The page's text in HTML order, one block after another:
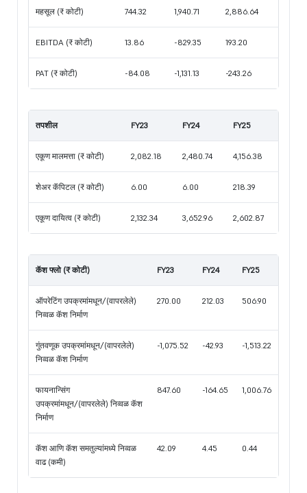
महसूल (₹ कोटी) 744.32 1,940.71 2,886.64
EBITDA (₹ कोटी) 13.86 -829.35 193.20
PAT (₹ कोटी) -84.08 -1,131.13 -243.26
तपशील FY23 FY24 FY25
एकूण मालमत्ता (₹ कोटी) 2,082.18 2,480.74 4,156.38
शेअर कॅपिटल (₹ कोटी) 6.00 6.00 218.39
एकूण दायित्व (₹ कोटी) 2,132.34 3,652.96 2,602.87
कॅश फ्लो (₹ कोटी) FY23 FY24 FY25
ऑपरेटिंग उपक्रमांमधून/(वापरलेले)
निव्वळ कॅश निर्माण
270.00 212.03 506.90
गुंतवणूक उपक्रमांमधून/(वापरलेले)
निव्वळ कॅश निर्माण
-1,075.52 -42.93 -1,513.22
फायनान्सिंग
उपक्रमांमधून/(वापरलेले) निव्वळ कॅश
निर्माण
847.60 -164.65 1,006.76
कॅश आणि कॅश समतुल्यांमध्ये निव्वळ
वाढ (कमी)
42.09 4.45 0.44